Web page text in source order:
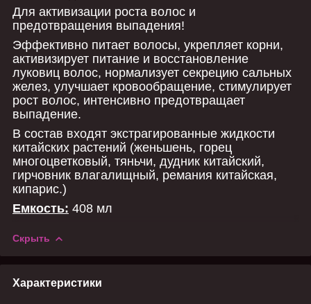
Для активизации роста волос и
предотвращения выпадения!
Эффективно питает волосы, укрепляет корни,
активизирует питание и восстановление
луковиц волос, нормализует секрецию сальных
желез, улучшает кровообращение, стимулирует
рост волос, интенсивно предотвращает
выпадение.
В состав входят экстрагированные жидкости
китайских растений (женьшень, горец
многоцветковый, тяньчи, дудник китайский,
гирчовник влагалищный, ремания китайская,
кипарис.)
Емкость: 408 мл
Скрыть
Характеристики